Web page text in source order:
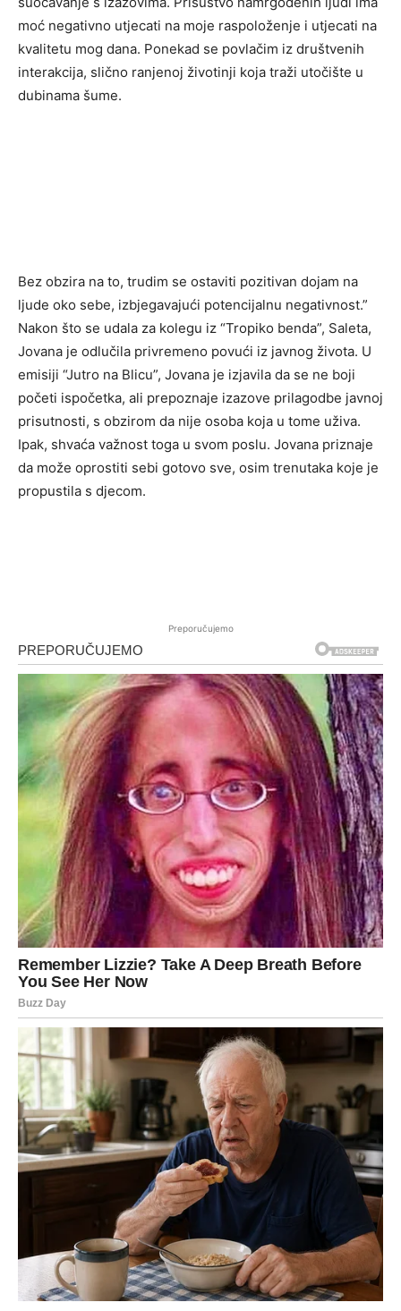
moć negativno utjecati na moje raspoloženje i utjecati na
kvalitetu mog dana. Ponekad se povlačim iz društvenih
interakcija, slično ranjenoj životinji koja traži utočište u
dubinama šume.
Bez obzira na to, trudim se ostaviti pozitivan dojam na
ljude oko sebe, izbjegavajući potencijalnu negativnost.”
Nakon što se udala za kolegu iz “Tropiko benda”, Saleta,
Jovana je odlučila privremeno povući iz javnog života. U
emisiji “Jutro na Blicu”, Jovana je izjavila da se ne boji
početi ispočetka, ali prepoznaje izazove prilagodbe javnoj
prisutnosti, s obzirom da nije osoba koja u tome uživa.
Ipak, shvaća važnost toga u svom poslu. Jovana priznaje
da može oprostiti sebi gotovo sve, osim trenutaka koje je
propustila s djecom.
Preporučujemo